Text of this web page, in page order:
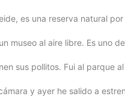
obicicleta.
bicicleta.
es una reserva natural
museo al aire libre. Es uno
sus pollitos. Fui al parque
y ayer he salido a